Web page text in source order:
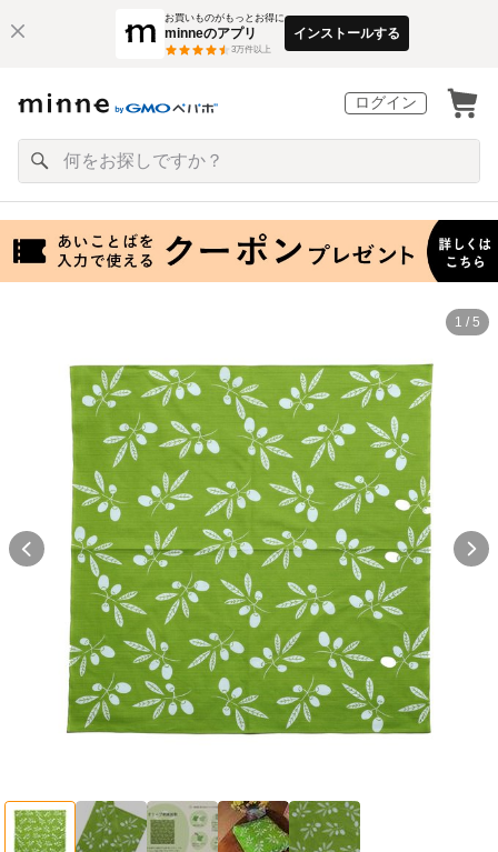
お買いものがもっとお得に
minneのアプリ
3万件以上
インストールする
ログイン
1 / 5